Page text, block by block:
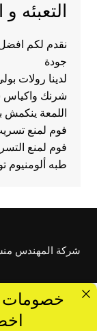
التعبئه
نقدم لكم
جودة
لدينا رولات
شرنك واكياس
اللمعة ينكمش
فوم لمنع
فوم لمنع
طبه ألومنيوم
شركة المهندس